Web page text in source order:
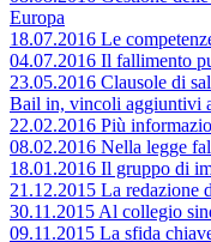
Europa
18.07.2016 Le
04.07.2016 Il fallimento
23.05.2016 Clausole di
Bail in, vincoli aggiuntivi
22.02.2016 Più
08.02.2016 Nella legge
18.01.2016 Il gruppo di
21.12.2015 La redazione
30.11.2015 Al collegio
09.11.2015 La sfida